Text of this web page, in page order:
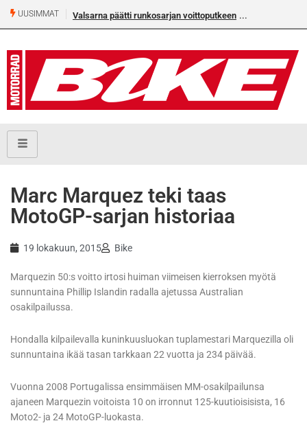
UUSIMMAT Valsarna päätti runkosarjan voittoputkeen
Marc Marquez teki taas
MotoGP-sarjan historiaa
19 lokakuun, 2015 Bike
Marquezin 50:s voitto irtosi huiman viimeisen kierroksen myötä
sunnuntaina Phillip Islandin radalla ajetussa Australian
osakilpailussa.
Hondalla kilpailevalla kuninkuusluokan tuplamestari Marquezilla oli
sunnuntaina ikää tasan tarkkaan 22 vuotta ja 234 päivää.
Vuonna 2008 Portugalissa ensimmäisen MM-osakilpailunsa
ajaneen Marquezin voitoista 10 on irronnut 125-kuutioisisista, 16
Moto2- ja 24 MotoGP-luokasta.